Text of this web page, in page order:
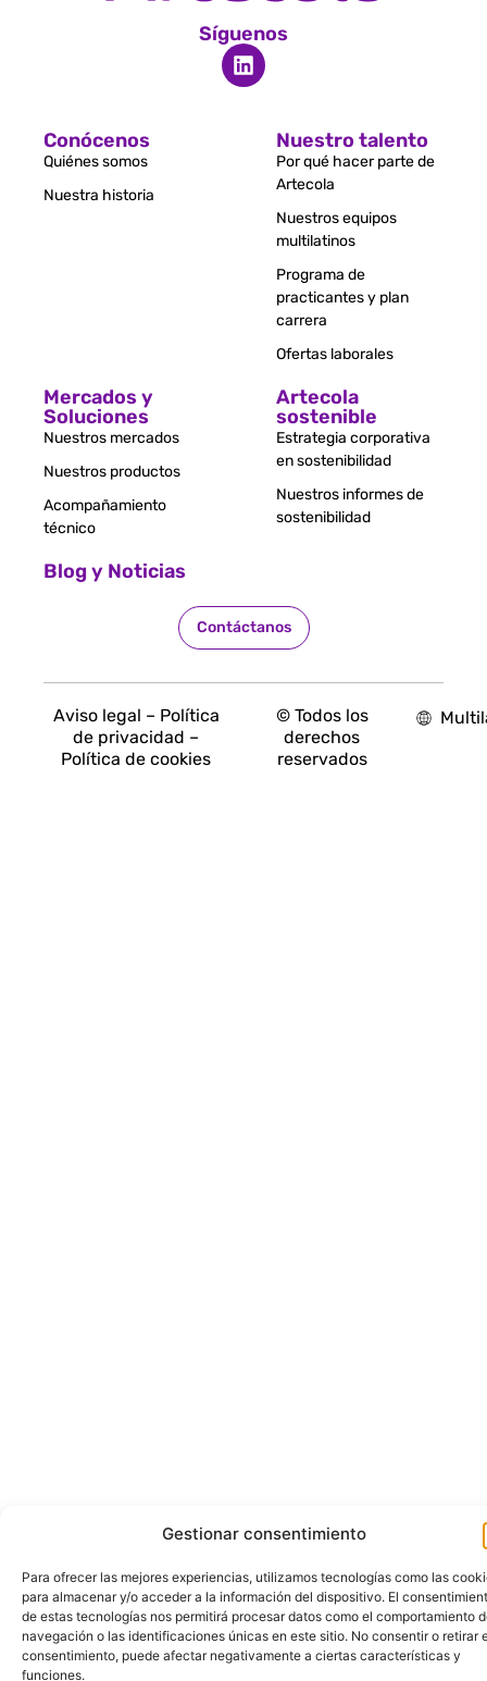
Gestionar consentimiento
Para ofrecer las mejores experiencias, utilizamos tecnologías como las
para almacenar y/o acceder a la información del dispositivo. El
de estas tecnologías nos permitirá procesar datos como el comportamiento
navegación o las identificaciones únicas en este sitio. No consentir o retirar
consentimiento, puede afectar negativamente a ciertas características y
funciones.
Síguenos
Conócenos
Quiénes somos
Nuestra historia
Nuestro talento
Por qué hacer parte de
Artecola
Nuestros equipos
multilatinos
Programa de
practicantes y plan
carrera
Ofertas laborales
Mercados y
Soluciones
Nuestros mercados
Nuestros productos
Acompañamiento
técnico
Artecola
sostenible
Estrategia corporativa
en sostenibilidad
Nuestros informes de
sostenibilidad
Blog y Noticias
Contáctanos
Aviso legal – Política
de privacidad –
Política de cookies
© Todos los
derechos
reservados